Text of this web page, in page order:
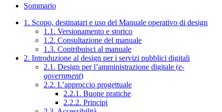
Sommario
1. Scopo, destinatari e uso del Manuale operativo di design
1.1. Versionamento e storico
1.2. Consultazione del manuale
1.3. Contribuisci al manuale
2. Introduzione al design per i servizi pubblici digitali
2.1. Design per l’amministrazione digitale (e-
government)
2.2. L’approccio progettuale
2.2.1. Buone pratiche
2.2.2. Principi